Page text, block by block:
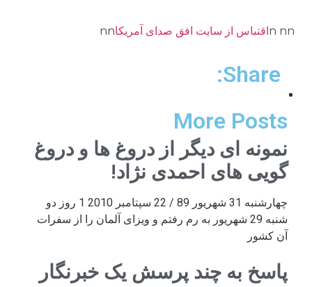
n nnاقتباس از سايت افق صداى آمريكاnn
Share:
More Posts
نمونه ای دیگر از دروغ ها و دروغ
گویی های احمدی نژاد!
چهارشنبه 31 شهریور 89 / 22 سپتامبر 2010 1 روز دو
شنبه 29 شهریور به رم رفتم و ویزای آلمان را از سفرات
آن کشور
پاسخ به چند پرسش یک خبرنگار